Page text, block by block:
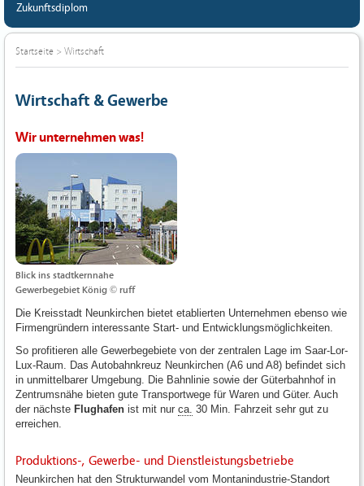
Zukunftsdiplom
Startseite > Wirtschaft
Wirtschaft & Gewerbe
Wir unternehmen was!
Blick ins stadtkernnahe
Gewerbegebiet König © ruff
Die Kreisstadt Neunkirchen bietet etablierten Unternehmen ebenso wie
Firmengründern interessante Start- und Entwicklungsmöglichkeiten.
So profitieren alle Gewerbegebiete von der zentralen Lage im Saar-Lor-
Lux-Raum. Das Autobahnkreuz Neunkirchen (A6 und A8) befindet sich
in unmittelbarer Umgebung. Die Bahnlinie sowie der Güterbahnhof in
Zentrumsnähe bieten gute Transportwege für Waren und Güter. Auch
der nächste Flughafen ist mit nur ca. 30 Min. Fahrzeit sehr gut zu
erreichen.
Produktions-, Gewerbe- und Dienstleistungsbetriebe
Neunkirchen hat den Strukturwandel vom Montanindustrie-Standort